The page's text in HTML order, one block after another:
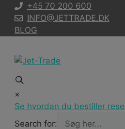
Hop
indhold
+45 70 200 600
INFO@JETTRADE.DK
BLOG
×
Se hvordan du bestiller
Search for: